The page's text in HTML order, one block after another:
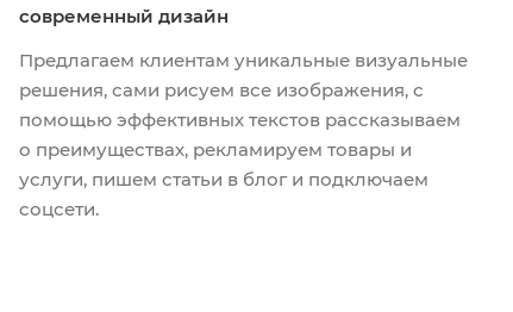
современный дизайн
Предлагаем клиентам уникальные визуальные
решения, сами рисуем все изображения, с
помощью эффективных текстов рассказываем
о преимуществах, рекламируем товары и
услуги, пишем статьи в блог и подключаем
соцсети.